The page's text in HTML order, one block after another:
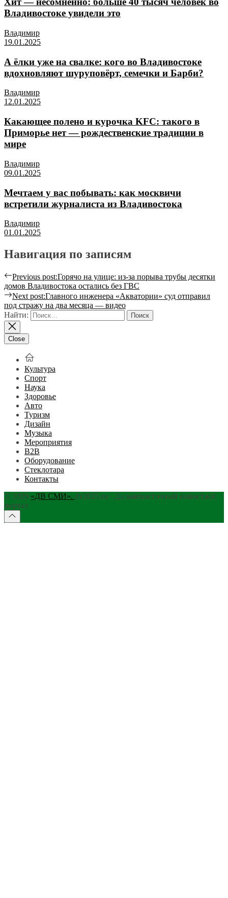
Владивостоке увидели это
Владимир
19.01.2025
А ёлки уже на свалке: кого во Владивостоке
вдохновляют шуруповёрт, семечки и Барби?
Владимир
12.01.2025
Какающее полено и курочка KFC: такого в
Приморье нет — рождественские традиции в
мире
Владимир
09.01.2025
Мечтаем у вас побывать: как москвичи
встретили журналиста из Владивостока
Владимир
01.01.2025
Навигация по записям
Previous post:Горячо на улице: из-за порыва трубы десятки
домов Владивостока остались без ГВС
Next post:Главного инженера «Акватории» суд отправил
под стражу на два месяца — видео
Найти:
Close
Культура
Спорт
Наука
Здоровье
Авто
Туризм
Дизайн
Музыка
Мероприятия
B2B
Оборудование
Стеклотара
Контакты
© 2026 «ДВ СМИ». dv2025.ru · Дальневосточный новостной
портал